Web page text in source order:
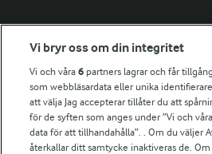
Fler Arlasajter
För ägare
Arlas kundportal
Arla.com
Falbygdens Ost
Vi bryr oss om din integritet
Vi och våra6 partners lagrar och får
som webbläsardata eller unika
att välja Jag accepterar tillåter du att
för de syften som anges under ”Vi och
data för att tillhandahålla”. . Om du väljer
återkallar ditt samtycke inaktiveras de. Om